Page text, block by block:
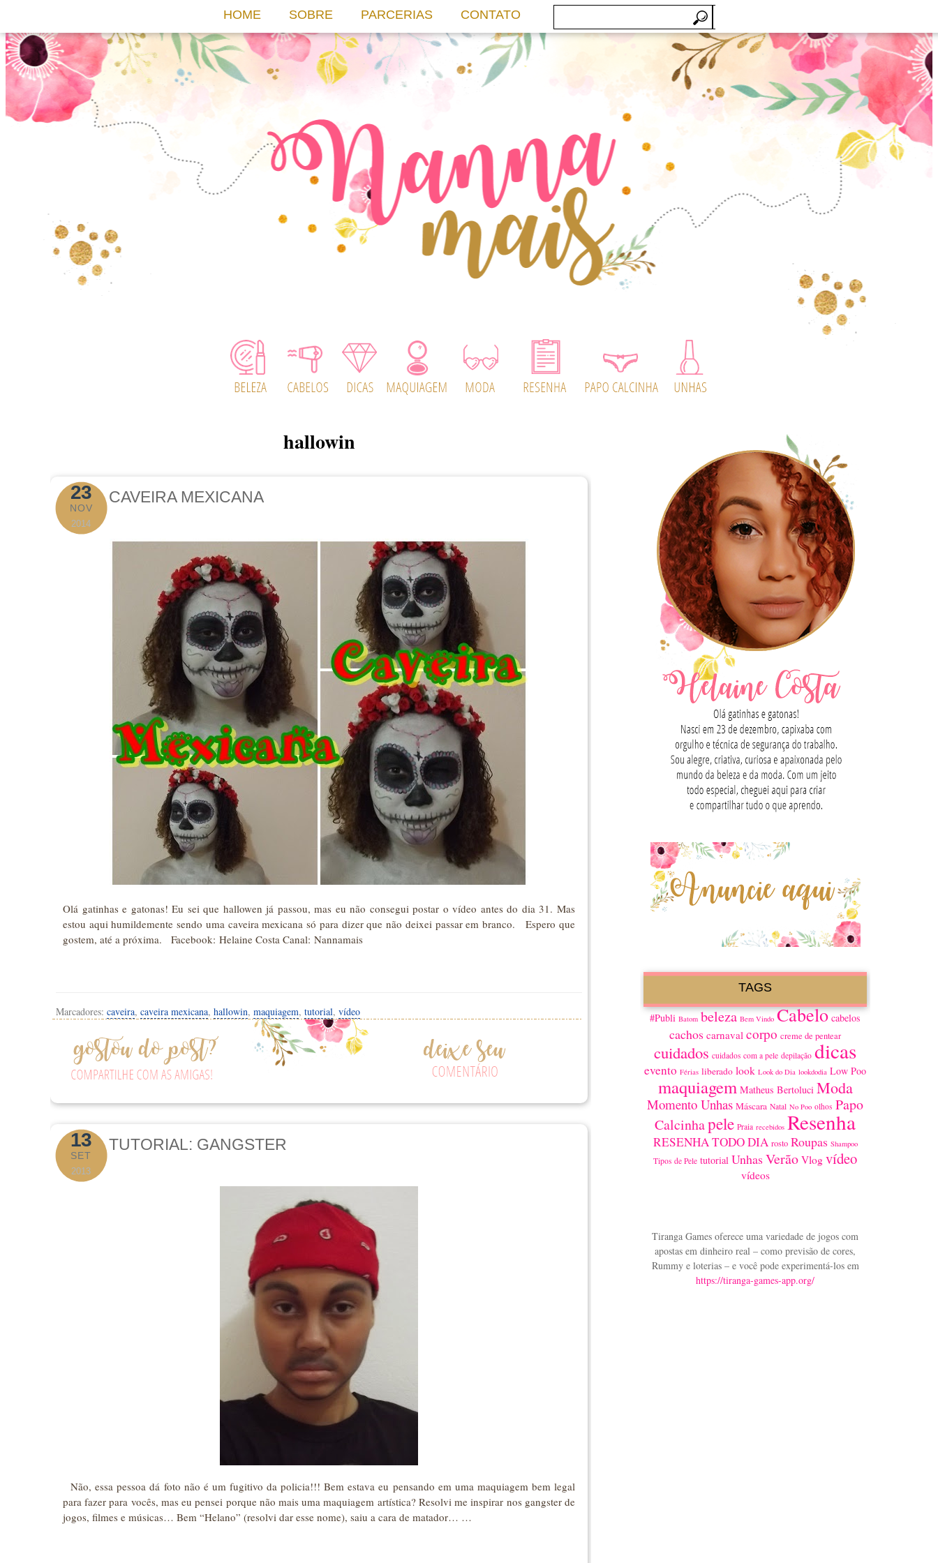
hallowin
23
NOV
2014
CAVEIRA MEXICANA
Olá gatinhas e gatonas! Eu sei que hallowen já passou, mas eu não consegui postar o vídeo antes do dia 31. Mas
estou aqui humildemente sendo uma caveira mexicana só para dizer que não deixei passar em branco. Espero que
gostem, até a próxima. Facebook: Helaine Costa Canal: Nannamais
Marcadores: caveira, caveira mexicana, hallowin, maquiagem, tutorial, vídeo
13
SET
2013
TUTORIAL: GANGSTER
Não, essa pessoa dá foto não é um fugitivo da policia!!! Bem estava eu pensando em uma maquiagem bem legal
para fazer para vocês, mas eu pensei porque não mais uma maquiagem artística? Resolvi me inspirar nos gangster de
jogos, filmes e músicas… Bem “Helano” (resolvi dar esse nome), saiu a cara de matador… …
TAGS
#Publi Batom beleza Bem Vindo Cabelo cabelos
cachos carnaval corpo creme de pentear
cuidados cuidados com a pele depilação dicas
evento Férias liberado look Look do Dia lookdodia Low Poo
maquiagem Matheus Bertoluci Moda
Momento Unhas Máscara Natal No Poo olhos Papo
Calcinhapele Praia recebidos Resenha
RESENHA TODO DIA rosto Roupas Shampoo
Tipos de Pele tutorial Unhas Verão Vlog vídeo
vídeos
Tiranga Games oferece uma variedade de jogos com
apostas em dinheiro real – como previsão de cores,
Rummy e loterias – e você pode experimentá-los em
https://tiranga-games-app.org/
HOME SOBRE PARCERIAS CONTATO